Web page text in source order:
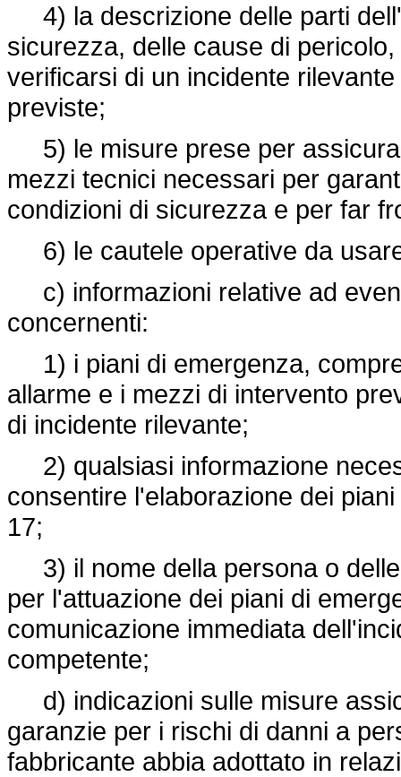
4) la descrizione delle parti
sicurezza, delle cause di
verificarsi di un incidente
previste;
5) le misure prese per
mezzi tecnici necessari per
condizioni di sicurezza e per far
6) le cautele operative da
c) informazioni relative ad
concernenti:
1) i piani di emergenza,
allarme e i mezzi di intervento
di incidente rilevante;
2) qualsiasi informazione
consentire l'elaborazione dei
17;
3) il nome della persona o
per l'attuazione dei piani di
comunicazione immediata
competente;
d) indicazioni sulle misure
garanzie per i rischi di danni a
fabbricante abbia adottato in